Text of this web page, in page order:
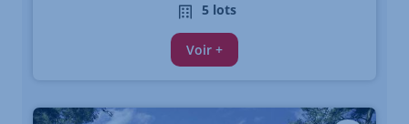
5 lots
Voir +